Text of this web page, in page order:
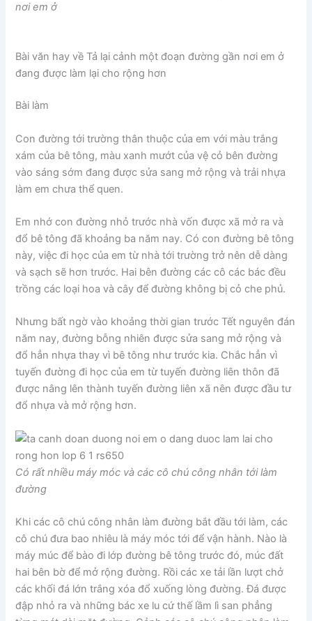
nơi em ở
Bài văn hay về Tả lại cảnh một đoạn đường gần nơi em ở
đang được làm lại cho rộng hơn
Bài làm
Con đường tới trường thân thuộc của em với màu trắng
xám của bê tông, màu xanh mướt của vệ cỏ bên đường
vào sáng sớm đang được sửa sang mở rộng và trải nhựa
làm em chưa thể quen.
Em nhớ con đường nhỏ trước nhà vốn được xã mở ra và
đổ bê tông đã khoảng ba năm nay. Có con đường bê tông
này, việc đi học của em từ nhà tới trường trở nên dễ dàng
và sạch sẽ hơn trước. Hai bên đường các cô các bác đều
trồng các loại hoa và cây để đường không bị cỏ che phủ.
Nhưng bất ngờ vào khoảng thời gian trước Tết nguyên đán
năm nay, đường bỗng nhiên được sửa sang mở rộng và
đổ hẳn nhựa thay vì bê tông như trước kia. Chắc hẳn vì
tuyến đường đi học của em từ tuyến đường liên thôn đã
được nâng lên thành tuyến đường liên xã nên được đầu tư
đổ nhựa và mở rộng hơn.
Có rất nhiều máy móc và các cô chú công nhân tới làm
đường
Khi các cô chú công nhân làm đường bắt đầu tới làm, các
cô chú đưa bao nhiêu là máy móc tới để vận hành. Nào là
máy múc để bào đi lớp đường bê tông trước đó, múc đất
hai bên bờ để mở rộng đường. Rồi các xe tải lần lượt chở
các khối đá lớn trắng xóa đổ xuống lòng đường. Đá được
đập nhỏ ra và những bác xe lu cứ thế lầm lì san phẳng